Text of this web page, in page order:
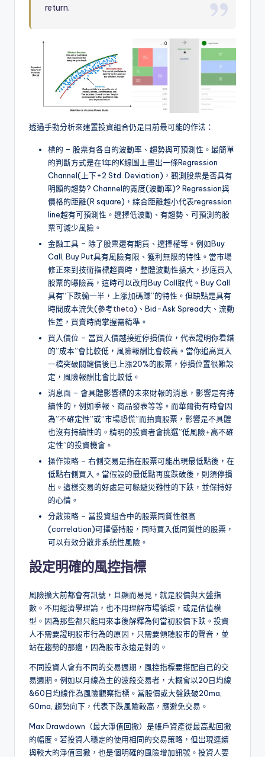
return.
透過手動分析來建置投資組合仍是目前最可能的作法：
標的 – 股票有各自的波動率、趨勢與可預測性。最簡單
的判斷方式是在1年的K線圖上畫出一條Regression
Channel(上下+2 Std. Deviation)，觀測股票是否具有
明顯的趨勢? Channel的寬度(波動率)? Regression與
價格的距離(R square)，綜合距離越小代表regression
line越有可預測性。選擇低波動、有趨勢、可預測的股
票可減少風險。
金融工具 – 除了股票還有期貨、選擇權等。例如Buy
Call, Buy Put具有風險有限、獲利無限的特性。當市場
修正來到技術指標超賣時，整體波動性擴大，抄底買入
股票的曝險高，這時可以改用Buy Call取代。Buy Call
具有“下跌輸一半，上漲加碼賺”的特性。但缺點是具有
時間成本流失(參考theta)、Bid-Ask Spread大、流動
性差，買賣時間掌握需精準。
買入價位 – 當買入價越接近停損價位，代表證明你看錯
的”成本”會比較低，風險報酬比會較高。當你追高買入
一檔突破關鍵價後已上漲20%的股票，停損位置很難設
定，風險報酬比會比較低。
消息面 – 會具體影響標的未來財報的消息，影響是有持
續性的，例如季報、商品發表等等。而華爾街有時會因
為”不確定性”或”市場恐慌”而拍賣股票，影響是不具體
也沒有持續性的。精明的投資者會挑選”低風險+高不確
定性”的投資機會。
操作策略 – 右側交易是指在股票可能出現最低點後，在
低點右側買入。當假設的最低點再度跌破後，則須停損
出。這樣交易的好處是可躲避災難性的下跌，並保持好
的心情。
分散策略 – 當投資組合中的股票同質性很高
(correlation)可擇優持股，同時買入低同質性的股票，
可以有效分散非系統性風險。
設定明確的風控指標
風險擴大前都會有訊號，且顯而易見，就是股價與大盤指
數。不用經濟學理論，也不用理解市場循環，或是估值模
型。因為那些都只能用來事後解釋為何當初股價下跌。投資
人不需要證明股市行為的原因，只需要傾聽股市的聲音，並
站在趨勢的那邊，因為股市永遠是對的。
不同投資人會有不同的交易週期，風控指標要搭配自己的交
易週期。例如以月線為主的波段交易者，大概會以20日均線
&60日均線作為風險觀察指標。當股價或大盤跌破20ma,
60ma, 趨勢向下，代表下跌風險較高，應避免交易。
Max Drawdown（最大淨值回撤）是帳戶資產從最高點回撤
的幅度。若投資人穩定的使用相同的交易策略，但出現連續
與較大的淨值回撤，也是個明確的風險增加訊號。投資人要